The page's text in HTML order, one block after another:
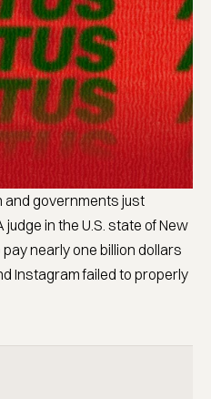
and governments just
in the U.S. state of New
nearly one billion dollars
Instagram failed to properly